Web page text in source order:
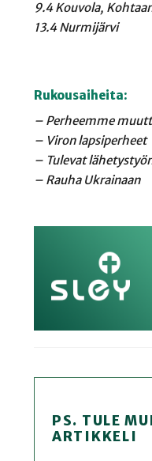
9.4 Kouvola,
13.4 Nurmijärvi
Rukousaiheita:
– Perheemme
– Viron lapsiperheet
– Tulevat
– Rauha Ukrainaan
PS. TULE
ARTIKKELI